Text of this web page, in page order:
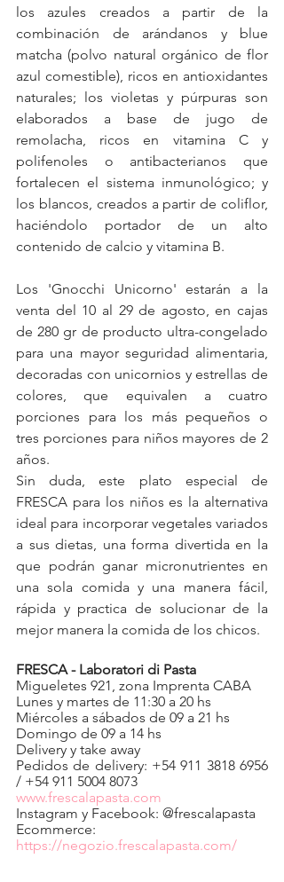
los azules creados a partir de la
combinación de arándanos y blue
matcha (polvo natural orgánico de flor
azul comestible), ricos en antioxidantes
naturales; los violetas y púrpuras son
elaborados a base de jugo de
remolacha, ricos en vitamina C y
polifenoles o antibacterianos que
fortalecen el sistema inmunológico; y
los blancos, creados a partir de coliflor,
haciéndolo portador de un alto
contenido de calcio y vitamina B.
Los 'Gnocchi Unicorno' estarán a la
venta del 10 al 29 de agosto, en cajas
de 280 gr de producto ultra-congelado
para una mayor seguridad alimentaria,
decoradas con unicornios y estrellas de
colores, que equivalen a cuatro
porciones para los más pequeños o
tres porciones para niños mayores de 2
años.
Sin duda, este plato especial de
FRESCA para los niños es la alternativa
ideal para incorporar vegetales variados
a sus dietas, una forma divertida en la
que podrán ganar micronutrientes en
una sola comida y una manera fácil,
rápida y practica de solucionar de la
mejor manera la comida de los chicos.
FRESCA - Laboratori di Pasta
Migueletes 921, zona Imprenta CABA
Lunes y martes de 11:30 a 20 hs
Miércoles a sábados de 09 a 21 hs
Domingo de 09 a 14 hs
Delivery y take away
Pedidos de delivery: +54 911 3818 6956
/ +54 911 5004 8073
www.frescalapasta.com
Instagram y Facebook: @frescalapasta
https://negozio.frescalapasta.com/